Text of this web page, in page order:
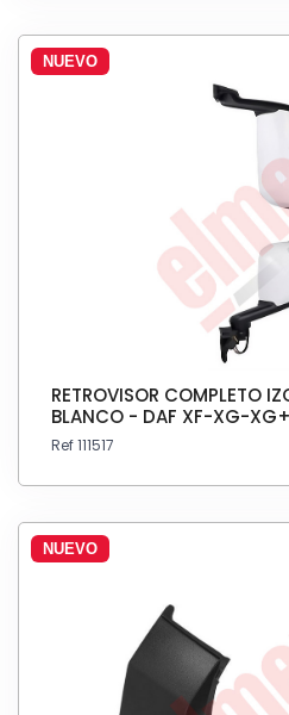
NUEVO
RETROVISOR COMPLETO
BLANCO - DAF XF-XG-XG+
Ref 111517
NUEVO